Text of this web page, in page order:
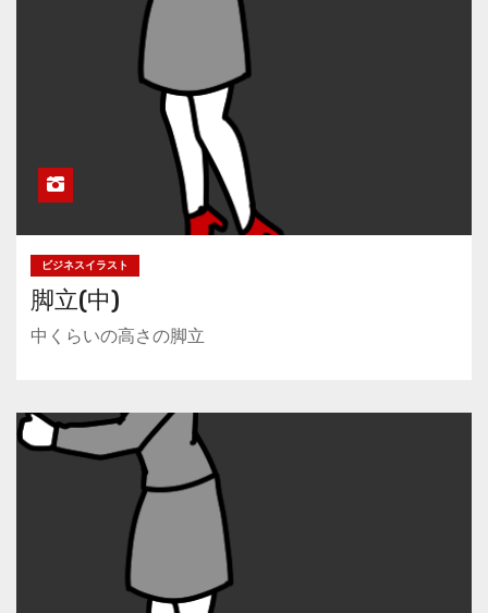
ビジネスイラスト
脚立(中)
中くらいの高さの脚立